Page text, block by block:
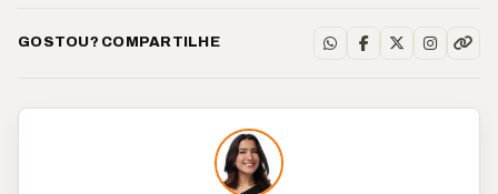
GOSTOU? COMPARTILHE